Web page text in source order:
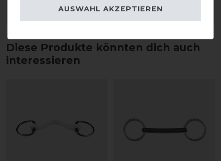
Diese Produkte könnten dich auch
interessieren
AUSWAHL AKZEPTIEREN